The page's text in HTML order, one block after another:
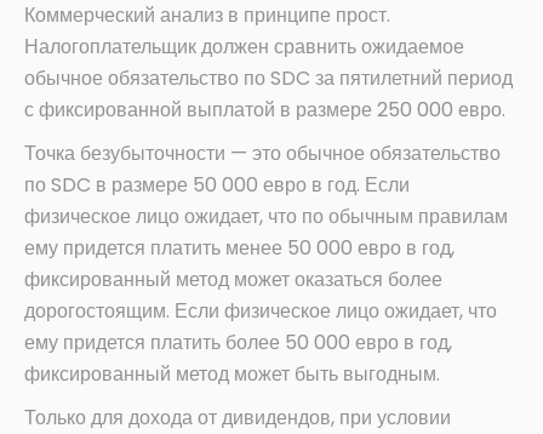
Коммерческий анализ в принципе прост.
Налогоплательщик должен сравнить ожидаемое
обычное обязательство по SDC за пятилетний период
с фиксированной выплатой в размере 250 000 евро.
Точка безубыточности — это обычное обязательство
по SDC в размере 50 000 евро в год. Если
физическое лицо ожидает, что по обычным правилам
ему придется платить менее 50 000 евро в год,
фиксированный метод может оказаться более
дорогостоящим. Если физическое лицо ожидает, что
ему придется платить более 50 000 евро в год,
фиксированный метод может быть выгодным.
Только для дохода от дивидендов, при условии